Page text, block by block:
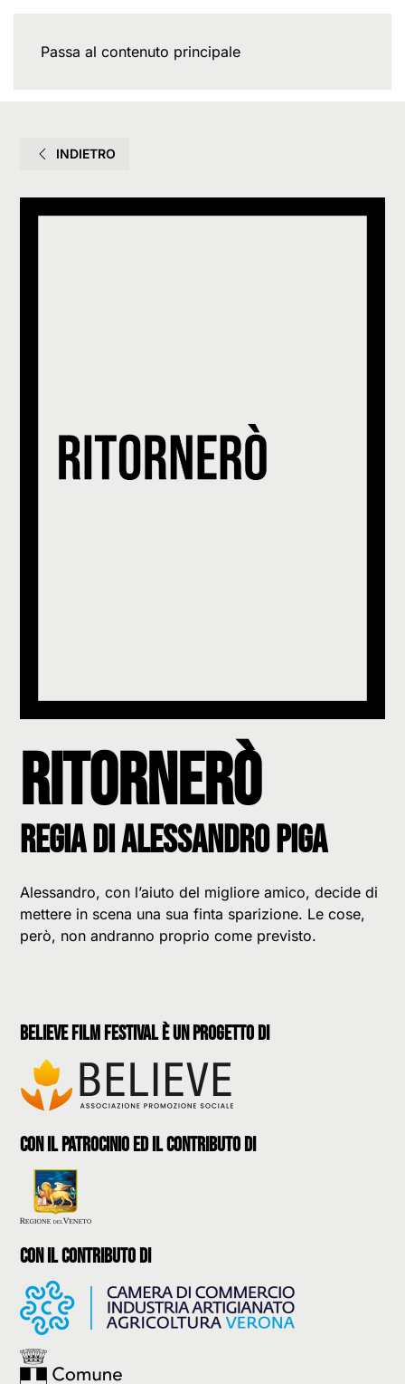
Passa al contenuto principale
INDIETRO
Ritornerò
Regia di Alessandro Piga
Alessandro, con l’aiuto del migliore amico, decide di
mettere in scena una sua finta sparizione. Le cose,
però, non andranno proprio come previsto.
believe film festival è un progetto di
con il patrocinio ed il contributo di
con il contributo di